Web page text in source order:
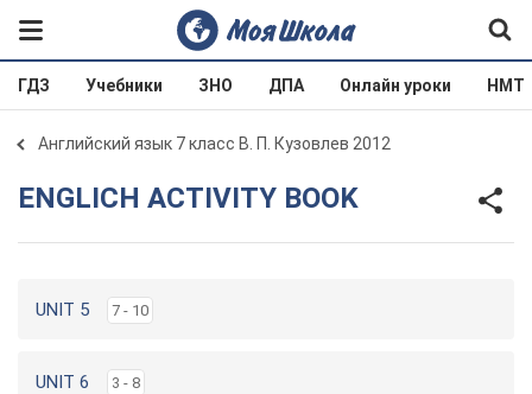
ГДЗ Учебники ЗНО ДПА Онлайн уроки НМТ
Английский язык 7 класс В. П. Кузовлев 2012
ENGLICH ACTIVITY BOOK
UNIT 5 7 - 10
UNIT 6 3 - 8